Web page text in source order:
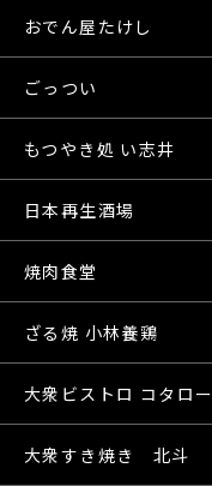
おでん屋たけし
ごっつい
もつやき処 い志井
日本再生酒場
焼肉食堂
ざる焼 小林養鶏
大衆ビストロ コタロー
大衆すき焼き 北斗